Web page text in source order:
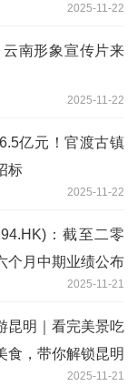
2025-11-22
南形象宣传片来
2025-11-22
亿元！官渡古镇
标
2025-11-22
：截至二零
个月中期业绩公布
2025-11-21
昆明｜看完美景吃
食，带你解锁昆明
2025-11-21